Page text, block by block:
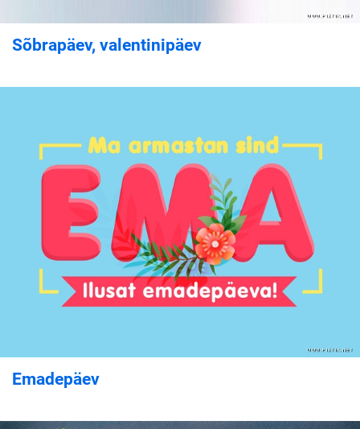
Sõbrapäev, valentinipäev
Emadepäev